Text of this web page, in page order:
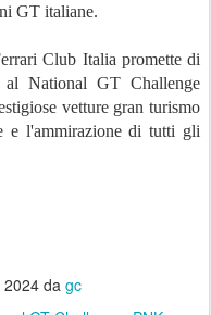
GT italiane.
Club Italia promette di
al National GT Challenge
vetture gran turismo
e l'ammirazione di tutti gli
2024 da gc